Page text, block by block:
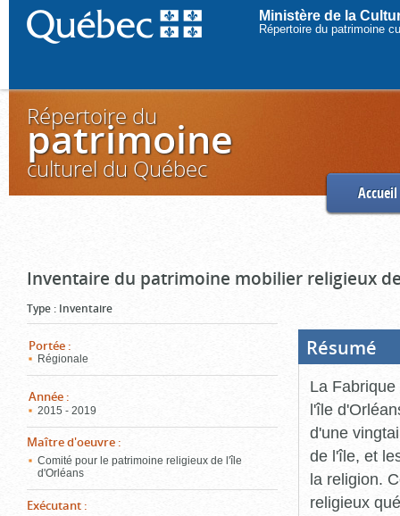
Ministère de la
Répertoire du patrimoine
Répertoire du
patrimoine
culturel du Québec
Accueil
Inventaire du patrimoine mobilier religieux
Type : Inventaire
Portée :
Régionale
Année :
2015 - 2019
Maître d'oeuvre :
Comité pour le patrimoine religieux de l'île
d'Orléans
Exécutant :
Résumé
La
l'île
d'une
de l'île, et
la religion.
religieux